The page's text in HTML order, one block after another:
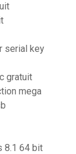
serial key
gratuit
mega
8.1 64 bit